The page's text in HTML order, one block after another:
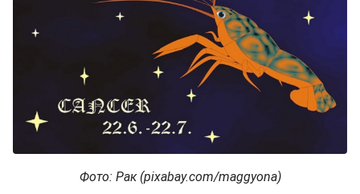
Фото: Рак (pixabay.com/maggyona)